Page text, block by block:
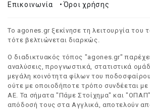
Επικοινωνία •Όροι χρήσης
Το agones.gr ξεκίνησε τη λειτουργία του
τότε βελτιώνεται διαρκώς.
Ο διαδικτυακός τόπος "agones.gr"
αναλύσεις, προγνωστικά, στατιστικά
μεγάλη κοινότητα φίλων του
ούτε με οποιοδήποτε τρόπο συνδέεται
ΑΕ. Τα σήματα "Πάμε Στοίχημα" και
απόδοσή τους στα Αγγλικά, αποτελούν